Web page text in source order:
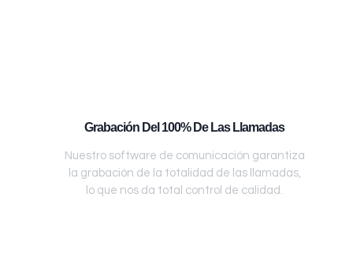
Grabación Del 100% De Las Llamadas
Nuestro software de comunicación garantiza
la grabación de la totalidad de las llamadas,
lo que nos da total control de calidad.